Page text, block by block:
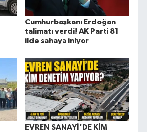
Cumhurbaşkanı Erdoğan
talimatı verdi! AK Parti 81
ilde sahaya iniyor
EVREN SANAYİ'DE KİM